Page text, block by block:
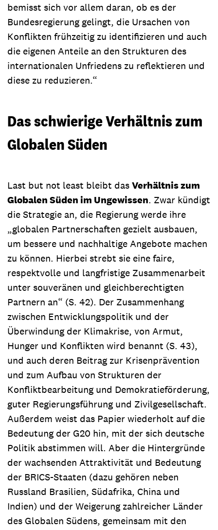
bemisst sich vor allem daran, ob es der
Bundesregierung gelingt, die Ursachen von
Konflikten frühzeitig zu identifizieren und auch
die eigenen Anteile an den Strukturen des
internationalen Unfriedens zu reflektieren und
diese zu reduzieren.“
Das schwierige Verhältnis zum
Globalen Süden
Last but not least bleibt dasVerhältnis zum
Globalen Süden im Ungewissen. Zwar kündigt
die Strategie an, die Regierung werde ihre
„globalen Partnerschaften gezielt ausbauen,
um bessere und nachhaltige Angebote machen
zu können. Hierbei strebt sie eine faire,
respektvolle und langfristige Zusammenarbeit
unter souveränen und gleichberechtigten
Partnern an“ (S. 42). Der Zusammenhang
zwischen Entwicklungspolitik und der
Überwindung der Klimakrise, von Armut,
Hunger und Konflikten wird benannt (S. 43),
und auch deren Beitrag zur Krisenprävention
und zum Aufbau von Strukturen der
Konfliktbearbeitung und Demokratieförderung,
guter Regierungsführung und Zivilgesellschaft.
Außerdem weist das Papier wiederholt auf die
Bedeutung der G20 hin, mit der sich deutsche
Politik abstimmen will. Aber die Hintergründe
der wachsenden Attraktivität und Bedeutung
der BRICS-Staaten (dazu gehören neben
Russland Brasilien, Südafrika, China und
Indien) und der Weigerung zahlreicher Länder
des Globalen Südens, gemeinsam mit den